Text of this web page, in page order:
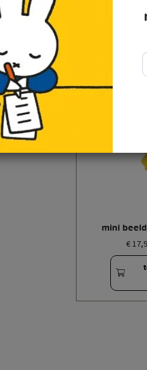
mini
€
e-